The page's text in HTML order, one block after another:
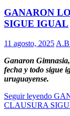
GANARON
SIGUE IGUAL
11 agosto, 2025
Ganaron
fecha y todo sigue
uruguayense.
Seguir leyendo
CLAUSURA